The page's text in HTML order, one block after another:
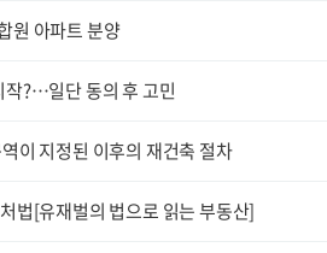
원 아파트 분양
작?…일단 동의 후 고민
이 지정된 이후의 재건축 절차
법[유재벌의 법으로 읽는 부동산]